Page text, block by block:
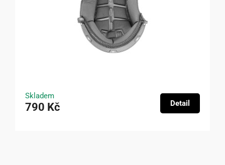
Skladem
790 Kč Detail